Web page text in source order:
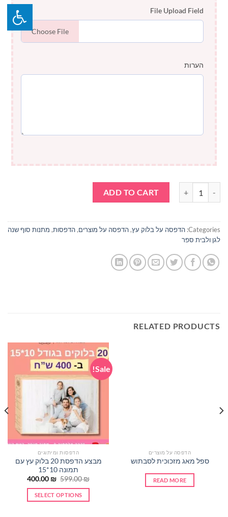
File Upload Field
Choose File
הערות
ADD TO CART
Categories: הדפסה על בלוק עץ,הדפסה על מוצרים,הדפסות, מתנות סוף שנה
לגן ולבית ספר
RELATED PRODUCTS
המחיר הרשום ברכישת 30+ יח'
הדפסה על מוצרים
ספל מאג מזכוכית לסבתוש
READ MORE
Sale!
הדפסות ומיתוגים
מבצע הדפסת 20 בלוק עץ עם
תמונה 10*15
599.00₪
Original
was:
599.00 ₪.
400.00 ₪
Current
SELECT OPTIONS